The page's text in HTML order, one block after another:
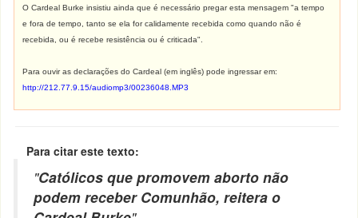
O Cardeal Burke insistiu ainda que é necessário pregar esta mensagem "a tempo
e fora de tempo, tanto se ela for calidamente recebida como quando não é
recebida, ou é recebe resistência ou é criticada".
Para ouvir as declarações do Cardeal (em inglês) pode ingressar em:
http://212.77.9.15/audiomp3/00236048.MP3
Para citar este texto:
"Católicos que promovem aborto não
podem receber Comunhão, reitera o